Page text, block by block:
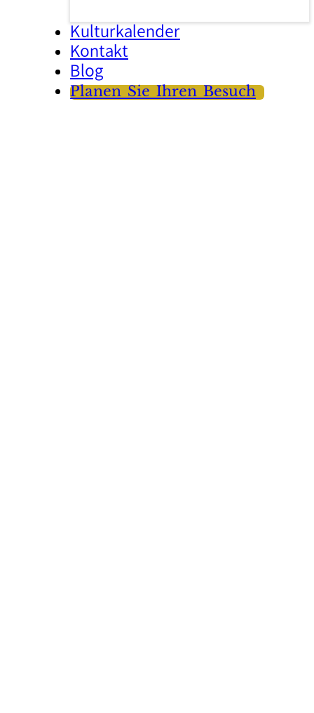
Kulturkalender
Kontakt
Blog
Planen Sie Ihren Besuch